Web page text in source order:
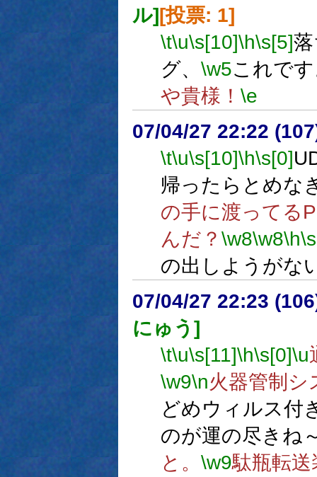
ル][投票: 1]
\t\u\s[10]\h\s[5]
グ、 \w5これで
や貴様！ \e
07/04/27 22:22
\t\u\s[10]\h\s[0]
帰ったらとめな
の手に渡ってる
んだ？ \w8\w8\h
の出しようがな
07/04/27 22:23
にゅう]
\t\u\s[11]\h\s[0]\u
\w9\n火器管制シ
どめウィルス付
のが運の尽きね
と。 \w9駄瓶転